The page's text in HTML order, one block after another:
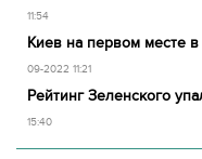
11:54
Киев на первом месте
09-2022 11:21
Рейтинг Зеленского
15:40